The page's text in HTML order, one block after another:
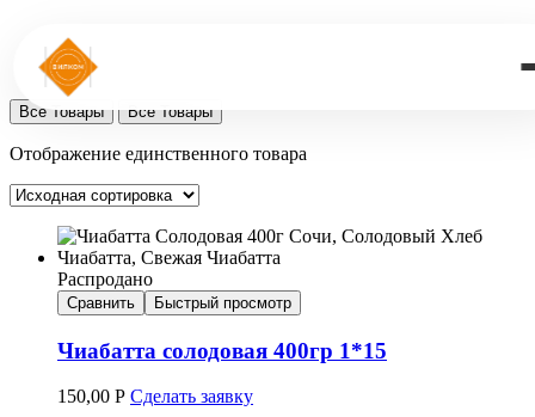
Все Товары Все Товары
Отображение единственного товара
Распродано
Сравнить Быстрый просмотр
Чиабатта солодовая 400гр 1*15
150,00 Р Сделать заявку